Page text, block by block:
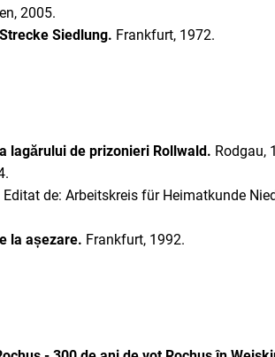
2005.
Siedlung. Frankfurt, 1972.
lagărului de prizonieri Rollwald. Rodgau,
Editat de: Arbeitskreis für Heimatkunde
la așezare. Frankfurt, 1992.